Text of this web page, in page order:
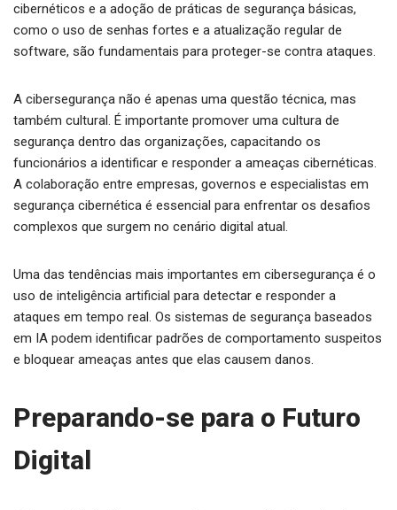
cibernéticos e a adoção de práticas de segurança básicas,
como o uso de senhas fortes e a atualização regular de
software, são fundamentais para proteger-se contra ataques.
A cibersegurança não é apenas uma questão técnica, mas
também cultural. É importante promover uma cultura de
segurança dentro das organizações, capacitando os
funcionários a identificar e responder a ameaças cibernéticas.
A colaboração entre empresas, governos e especialistas em
segurança cibernética é essencial para enfrentar os desafios
complexos que surgem no cenário digital atual.
Uma das tendências mais importantes em cibersegurança é o
uso de inteligência artificial para detectar e responder a
ataques em tempo real. Os sistemas de segurança baseados
em IA podem identificar padrões de comportamento suspeitos
e bloquear ameaças antes que elas causem danos.
Preparando-se para o Futuro
Digital